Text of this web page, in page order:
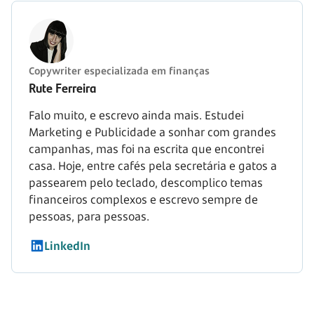
Copywriter especializada em finanças
Rute Ferreira
Falo muito, e escrevo ainda mais. Estudei
Marketing e Publicidade a sonhar com grandes
campanhas, mas foi na escrita que encontrei
casa. Hoje, entre cafés pela secretária e gatos a
passearem pelo teclado, descomplico temas
financeiros complexos e escrevo sempre de
pessoas, para pessoas.
LinkedIn